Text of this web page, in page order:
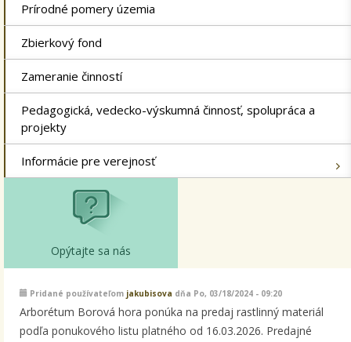
Prírodné pomery územia
Zbierkový fond
Zameranie činností
Pedagogická, vedecko-výskumná činnosť, spolupráca a
projekty
Informácie pre verejnosť
Opýtajte sa nás
Pridané používateľom jakubisova dňa Po, 03/18/2024 - 09:20
Arborétum Borová hora ponúka na predaj rastlinný materiál
podľa ponukového listu platného od 16.03.2026. Predajné